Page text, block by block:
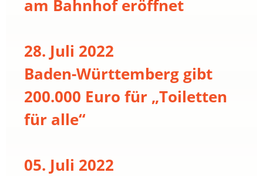
am Bahnhof eröffnet
28. Juli 2022
Baden-Württemberg gibt
200.000 Euro für „Toiletten
für alle“
05. Juli 2022